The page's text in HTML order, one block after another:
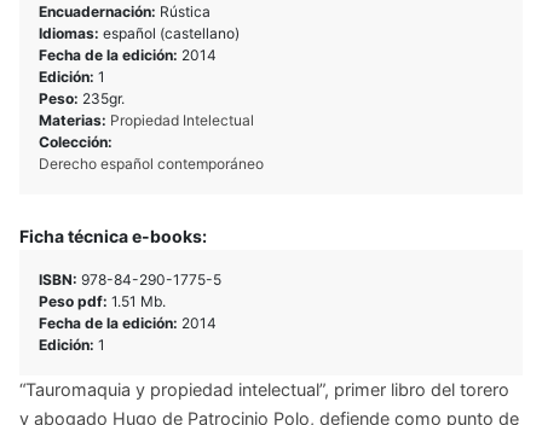
Encuadernación: Rústica
Idiomas: español (castellano)
Fecha de la edición: 2014
Edición: 1
Peso: 235gr.
Materias: Propiedad Intelectual
Colección:
Derecho español contemporáneo
Ficha técnica e-books:
ISBN: 978-84-290-1775-5
Peso pdf: 1.51 Mb.
Fecha de la edición: 2014
Edición: 1
“Tauromaquia y propiedad intelectual”, primer libro del torero
y abogado Hugo de Patrocinio Polo, defiende como punto de